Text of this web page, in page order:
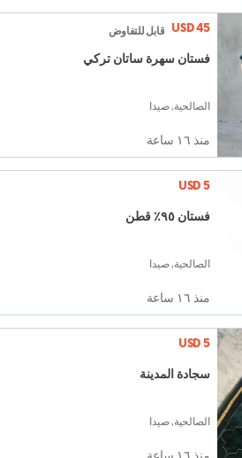
USD 45 قابل للتفاوض
فستان سهرة ساتان تركي
الصالحية, صيدا
منذ ١٦ ساعة
USD 5
فستان ٩٥٪؜ قطن
الصالحية, صيدا
منذ ١٦ ساعة
USD 5
سجادة المدينة
الصالحية, صيدا